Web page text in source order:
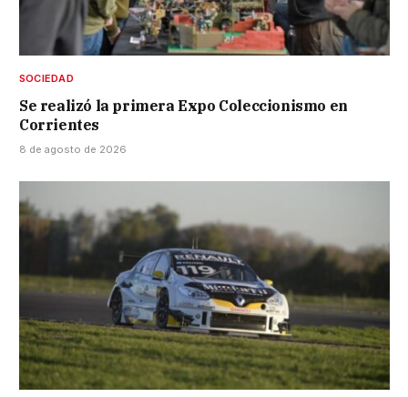
SOCIEDAD
Se realizó la primera Expo Coleccionismo en
Corrientes
8 de agosto de 2026